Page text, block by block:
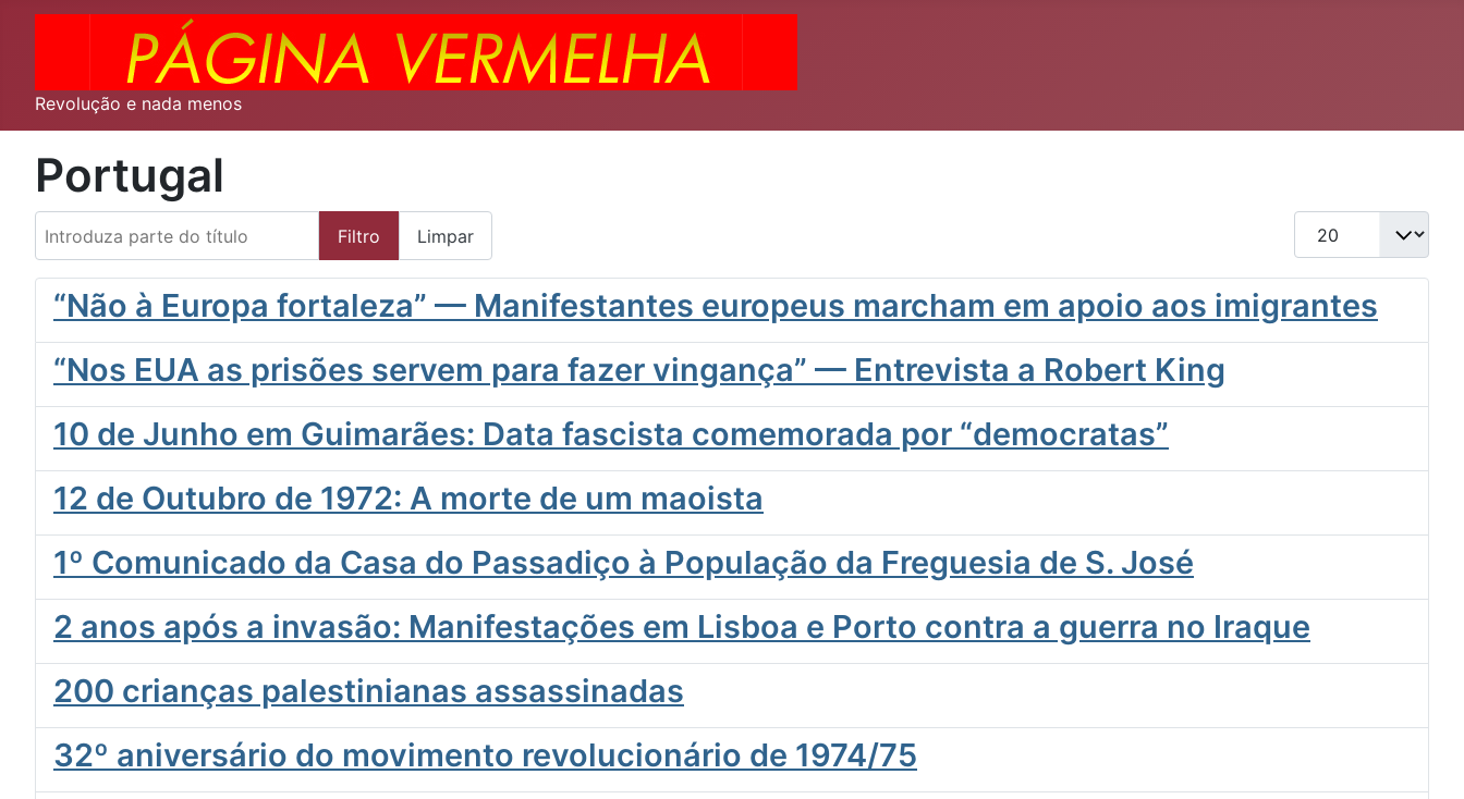
Revolução e nada menos
Portugal
Introduza parte do título
Filtro Limpar
Qtd. a exibir
“Não à Europa fortaleza” — Manifestantes europeus marcham em apoio aos imigrantes
“Nos EUA as prisões servem para fazer vingança” — Entrevista a Robert King
10 de Junho em Guimarães: Data fascista comemorada por “democratas”
12 de Outubro de 1972: A morte de um maoista
1º Comunicado da Casa do Passadiço à População da Freguesia de S. José
2 anos após a invasão: Manifestações em Lisboa e Porto contra a guerra no Iraque
200 crianças palestinianas assassinadas
32º aniversário do movimento revolucionário de 1974/75